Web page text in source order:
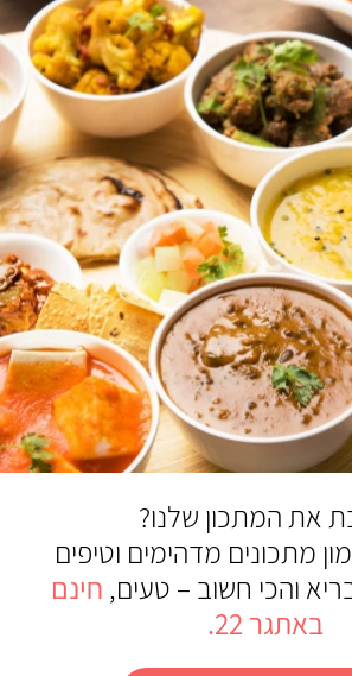
את המתכון שלנו?
מתכונים מדהימים וטיפים
והכי חשוב – טעים, חינם
באתגר 22.